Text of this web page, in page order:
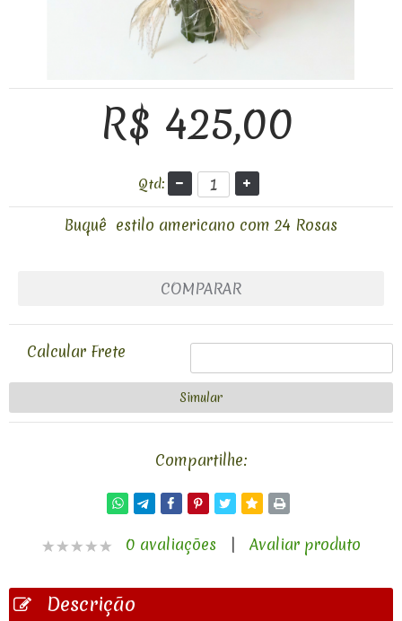
R$ 425,00
Qtd:
Buquê estilo americano com 24 Rosas
COMPARAR
Calcular Frete
Compartilhe:
0 avaliações | Avaliar produto
Descrição